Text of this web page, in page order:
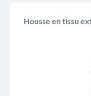
Housse en tissu